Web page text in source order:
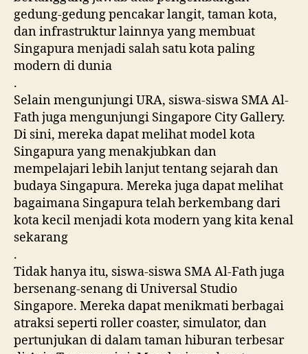
gedung-gedung pencakar langit, taman kota,
dan infrastruktur lainnya yang membuat
Singapura menjadi salah satu kota paling
modern di dunia
.
Selain mengunjungi URA, siswa-siswa SMA Al-
Fath juga mengunjungi Singapore City Gallery.
Di sini, mereka dapat melihat model kota
Singapura yang menakjubkan dan
mempelajari lebih lanjut tentang sejarah dan
budaya Singapura. Mereka juga dapat melihat
bagaimana Singapura telah berkembang dari
kota kecil menjadi kota modern yang kita kenal
sekarang
.
Tidak hanya itu, siswa-siswa SMA Al-Fath juga
bersenang-senang di Universal Studio
Singapore. Mereka dapat menikmati berbagai
atraksi seperti roller coaster, simulator, dan
pertunjukan di dalam taman hiburan terbesar